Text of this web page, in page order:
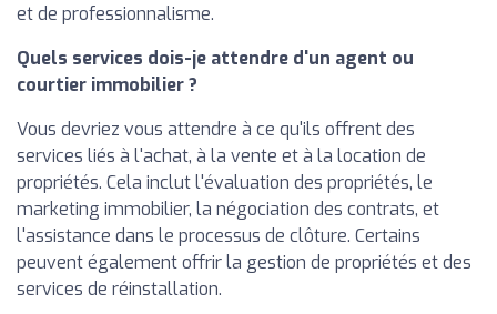
et de professionnalisme.
Quels services dois-je attendre d'un agent ou
courtier immobilier ?
Vous devriez vous attendre à ce qu'ils offrent des
services liés à l'achat, à la vente et à la location de
propriétés. Cela inclut l'évaluation des propriétés, le
marketing immobilier, la négociation des contrats, et
l'assistance dans le processus de clôture. Certains
peuvent également offrir la gestion de propriétés et des
services de réinstallation.